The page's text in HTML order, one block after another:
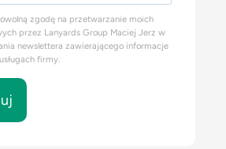
zgodę na przetwarzanie moich
przez Lanyards Group Maciej Jerz w
newslettera zawierającego informacje
firmy.